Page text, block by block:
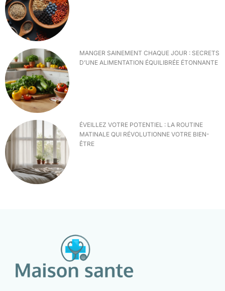
MANGER SAINEMENT CHAQUE JOUR : SECRETS
D’UNE ALIMENTATION ÉQUILIBRÉE ÉTONNANTE
ÉVEILLEZ VOTRE POTENTIEL : LA ROUTINE
MATINALE QUI RÉVOLUTIONNE VOTRE BIEN-
ÊTRE